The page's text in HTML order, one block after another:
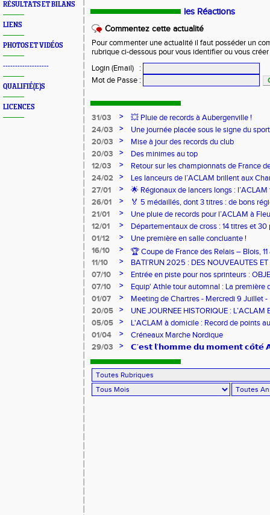
RÉSULTATS ET BILANS
LIENS
PHOTOS ET VIDÉOS
-------------------
QUALIFIÉ(E)S
LICENCES
les Réactions
Commentez cette actualité
Pour commenter une actualité il faut posséder un
rubrique ci-dessous pour vous identifier ou vous
Login (Email)
:
Mot de Passe :
31/03 >
💥 Pluie de records à Aubergenville !
24/03
>
Une journée placée sous le signe du
20/03
>
Mise à jour des records du club
20/03
>
Des minimes au top
12/03
>
Retour sur les championnats de France
24/02
>
Les lanceurs de l’ACLAM brillent aux
Lancers Longs à Nice
27/01 >
🌟 Régionaux de lancers longs :
sur-Loire
26/01 >
🏅 5 médaillés, dont 3 titres : de bons
pour l’Aclam !
21/01 >
Une pluie de records pour l’ACLAM à
12/01
>
Départementaux de cross : 14 titres et 30
01/12
>
Une première en salle concluante !
16/10
>
🏆 Coupe de France des Relais – Blois,
11/10
>
BATI’RUN 2025 : DES NOUVEAUTES
07/10
>
Entrée en piste pour nos sprinteurs :
FRANCE !
07/10 >
Equip' Athle tour automnal : La première
jeunes !
01/07 >
Meeting de Chartres - Mercredi 9 Juillet
20/05
>
UNE JOURNEE HISTORIQUE : L’ACLAM
05/05
>
L'ACLAM à domicile : Record de points
01/04
>
Créneaux Marche Nordique
29/03
> 𝗖’𝗲𝘀𝘁 𝗹’𝗵𝗼𝗺𝗺𝗲 𝗱𝘂 𝗺𝗼𝗺𝗲𝗻𝘁 𝗰𝗼̂𝘁𝗲́